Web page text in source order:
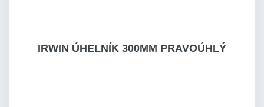
IRWIN ÚHELNÍK 300MM PRAVOÚHLÝ